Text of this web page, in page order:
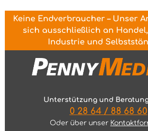
Keine Endverbraucher – Unser
sich ausschließlich an
Industrie und
Unterstützung und
0 28 64 / 88 68 60
Oder über unser